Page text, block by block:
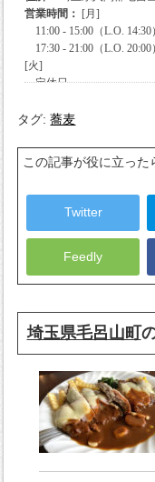
タグ:蕎麦
この記事が役に立った
Twitter
Feedly
埼玉県毛呂山町